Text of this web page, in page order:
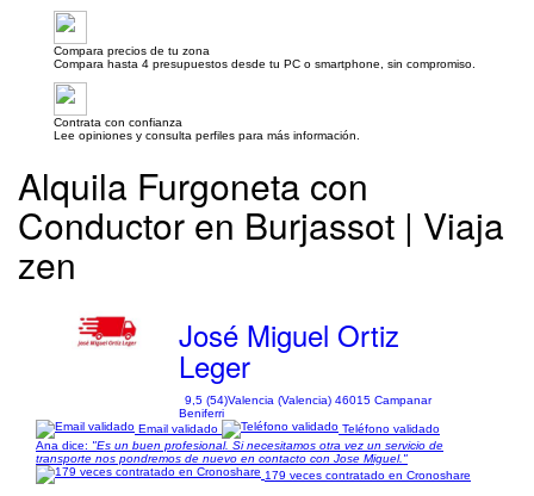
Compara precios de tu zona
Compara hasta 4 presupuestos desde tu PC o smartphone, sin compromiso.
Contrata con confianza
Lee opiniones y consulta perfiles para más información.
Alquila Furgoneta con
Conductor en Burjassot | Viaja
zen
José Miguel Ortiz
Leger
9,5 (54)Valencia (Valencia) 46015 Campanar
Beniferri
Email validado
Teléfono validado
Ana dice: "Es un buen profesional. Si necesitamos otra vez un servicio de
transporte nos pondremos de nuevo en contacto con Jose Miguel."
179 veces contratado en Cronoshare